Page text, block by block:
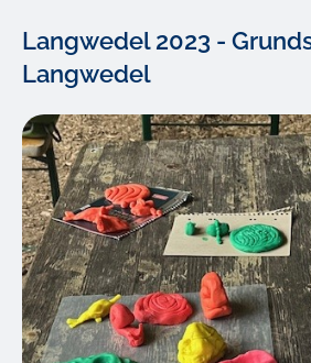
Langwedel 2023 -
Langwedel